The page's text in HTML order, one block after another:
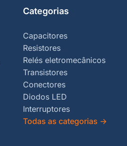
Categorias
Capacitores
Resistores
Relés eletromecânicos
Transistores
Conectores
Diodos LED
Interruptores
Todas as categorias →